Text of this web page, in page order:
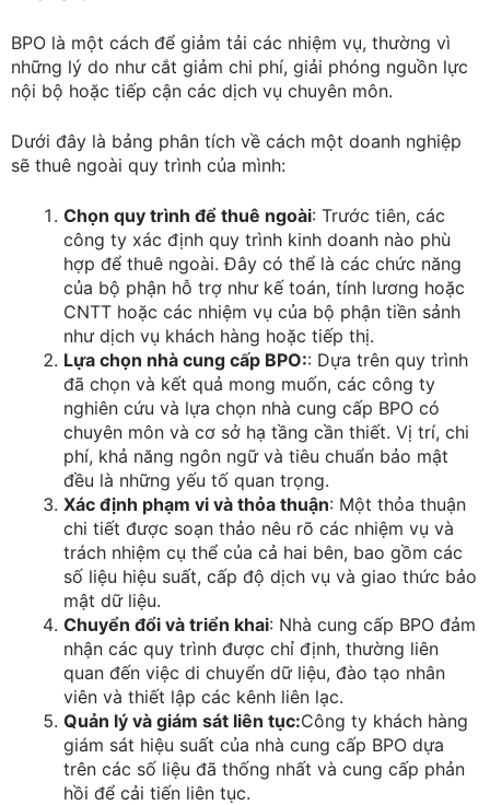
BPO là một cách để giảm tải các nhiệm vụ, thường vì
những lý do như cắt giảm chi phí, giải phóng nguồn lực
nội bộ hoặc tiếp cận các dịch vụ chuyên môn.
Dưới đây là bảng phân tích về cách một doanh nghiệp
sẽ thuê ngoài quy trình của mình:
Chọn quy trình để thuê ngoài: Trước tiên, các
công ty xác định quy trình kinh doanh nào phù
hợp để thuê ngoài. Đây có thể là các chức năng
của bộ phận hỗ trợ như kế toán, tính lương hoặc
CNTT hoặc các nhiệm vụ của bộ phận tiền sảnh
như dịch vụ khách hàng hoặc tiếp thị.
Lựa chọn nhà cung cấp BPO:: Dựa trên quy trình
đã chọn và kết quả mong muốn, các công ty
nghiên cứu và lựa chọn nhà cung cấp BPO có
chuyên môn và cơ sở hạ tầng cần thiết. Vị trí, chi
phí, khả năng ngôn ngữ và tiêu chuẩn bảo mật
đều là những yếu tố quan trọng.
Xác định phạm vi và thỏa thuận: Một thỏa thuận
chi tiết được soạn thảo nêu rõ các nhiệm vụ và
trách nhiệm cụ thể của cả hai bên, bao gồm các
số liệu hiệu suất, cấp độ dịch vụ và giao thức bảo
mật dữ liệu.
Chuyển đổi và triển khai: Nhà cung cấp BPO đảm
nhận các quy trình được chỉ định, thường liên
quan đến việc di chuyển dữ liệu, đào tạo nhân
viên và thiết lập các kênh liên lạc.
Quản lý và giám sát liên tục:Công ty khách hàng
giám sát hiệu suất của nhà cung cấp BPO dựa
trên các số liệu đã thống nhất và cung cấp phản
hồi để cải tiến liên tục.